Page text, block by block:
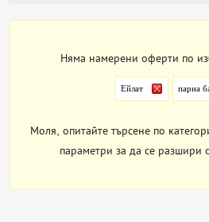
Няма намерени оферти по
Ейлат парна
Моля, опитайте търсене по
параметри за да се разшири